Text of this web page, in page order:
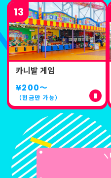
카니발 게임
¥200〜
（현금만 가능）
13